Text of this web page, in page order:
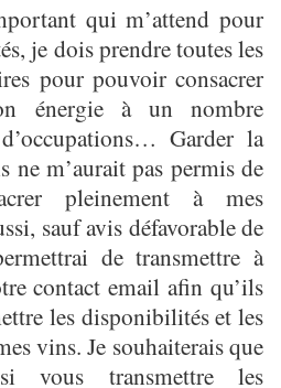
qui m’attend pour
je dois prendre toutes les
pour pouvoir consacrer
énergie à un nombre
Garder la
m’aurait pas permis de
pleinement à mes
sauf avis défavorable de
de transmettre à
contact email afin qu’ils
les disponibilités et les
vins. Je souhaiterais que
vous transmettre les